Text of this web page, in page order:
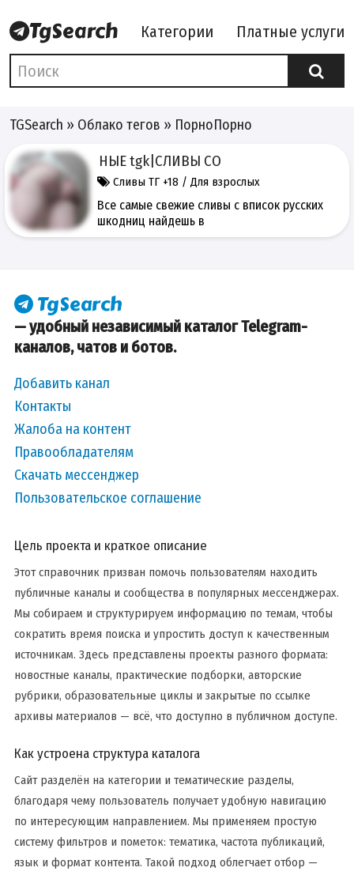
Категории Платные услуги
TGSearch » Облако тегов » ПорноПорно
ВПИСАННЫЕ tgk|СЛИВЫ СО
Сливы ТГ +18 / Для взрослых
Все самые свежие сливы с вписок русских
шкодниц найдешь в
— удобный независимый каталог Telegram-
каналов, чатов и ботов.
Добавить канал
Контакты
Жалоба на контент
Правообладателям
Скачать мессенджер
Пользовательское соглашение
Цель проекта и краткое описание
Этот справочник призван помочь пользователям находить
публичные каналы и сообщества в популярных мессенджерах.
Мы собираем и структурируем информацию по темам, чтобы
сократить время поиска и упростить доступ к качественным
источникам. Здесь представлены проекты разного формата:
новостные каналы, практические подборки, авторские
рубрики, образовательные циклы и закрытые по ссылке
архивы материалов — всё, что доступно в публичном доступе.
Как устроена структура каталога
Сайт разделён на категории и тематические разделы,
благодаря чему пользователь получает удобную навигацию
по интересующим направлением. Мы применяем простую
систему фильтров и пометок: тематика, частота публикаций,
язык и формат контента. Такой подход облегчает отбор —